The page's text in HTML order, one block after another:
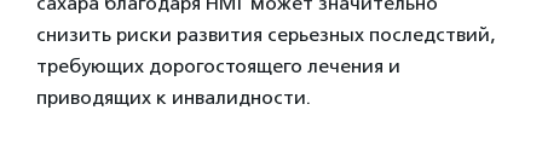
снизить риски развития серьезных последствий,
требующих дорогостоящего лечения и
приводящих к инвалидности.